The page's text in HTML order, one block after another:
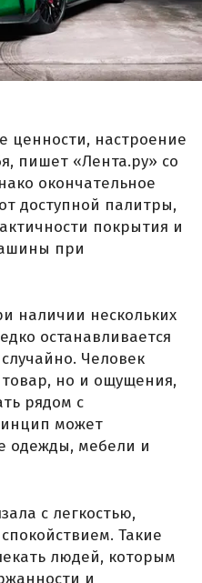
ценности, настроение
пишет «Лента.ру» со
окончательное
доступной палитры,
покрытия и
при
наличии нескольких
останавливается
Человек
но и ощущения,
рядом с
может
одежды, мебели и
с легкостью,
Такие
людей, которым
и